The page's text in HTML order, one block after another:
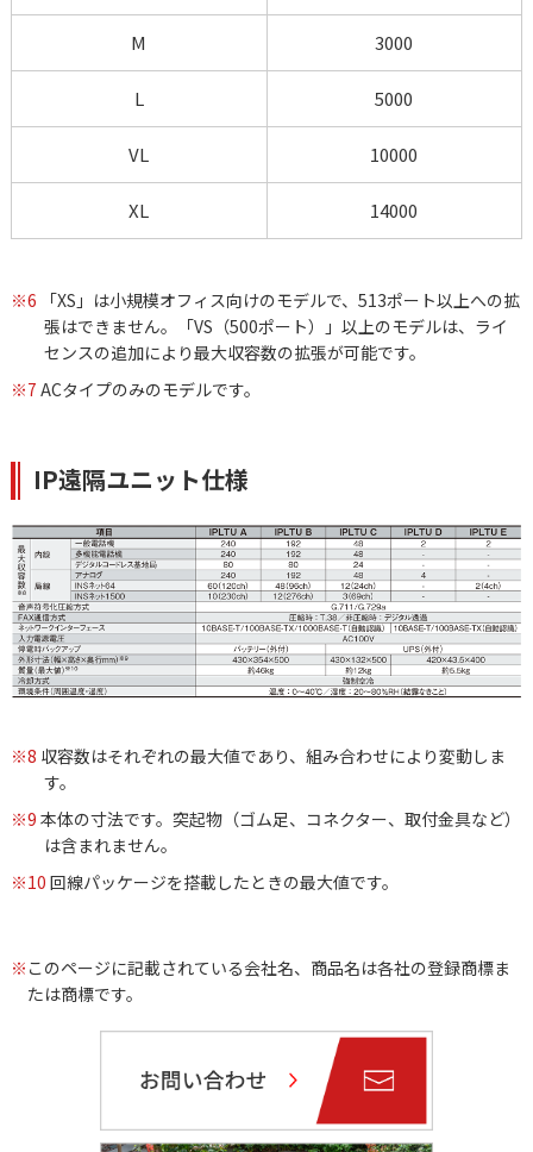
M 3000
L 5000
VL 10000
XL 14000
※6
「XS」は小規模オフィス向けのモデルで、513ポート以上への拡
張はできません。「VS（500ポート）」以上のモデルは、ライ
センスの追加により最大収容数の拡張が可能です。
※7 ACタイプのみのモデルです。
IP遠隔ユニット仕様
※8 収容数はそれぞれの最大値であり、組み合わせにより変動しま
す。
※9 本体の寸法です。突起物（ゴム足、コネクター、取付金具など）
は含まれません。
※10 回線パッケージを搭載したときの最大値です。
※ このページに記載されている会社名、商品名は各社の登録商標ま
たは商標です。